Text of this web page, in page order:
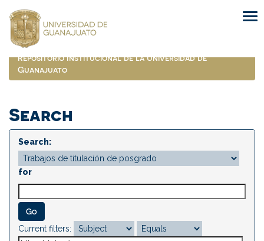
navigation
Repositorio Institucional de la Universidad de
Guanajuato
Search
Search:
for
Current filters: